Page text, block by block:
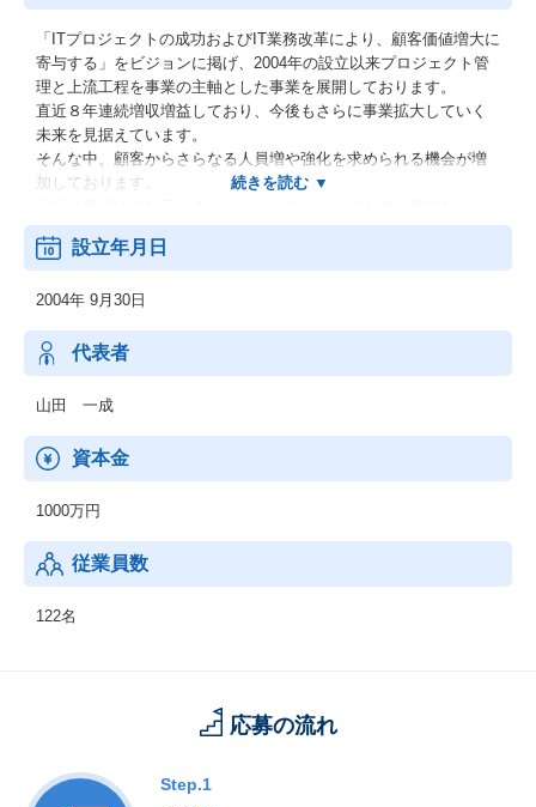
「ITプロジェクトの成功およびIT業務改革により、顧客価値増大に
寄与する」をビジョンに掲げ、2004年の設立以来プロジェクト管
理と上流工程を事業の主軸とした事業を展開しております。
直近８年連続増収増益しており、今後もさらに事業拡大していく
未来を見据えています。
そんな中、顧客からさらなる人員増や強化を求められる機会が増
加しております。
トナーとなり得る顧客を見極め、戦略的に開拓していくために仲
間となってくれる人材が必要となっています。
設立年月日
2004年 9月30日
代表者
山田 一成
資本金
1000万円
従業員数
122名
応募の流れ
Step.1